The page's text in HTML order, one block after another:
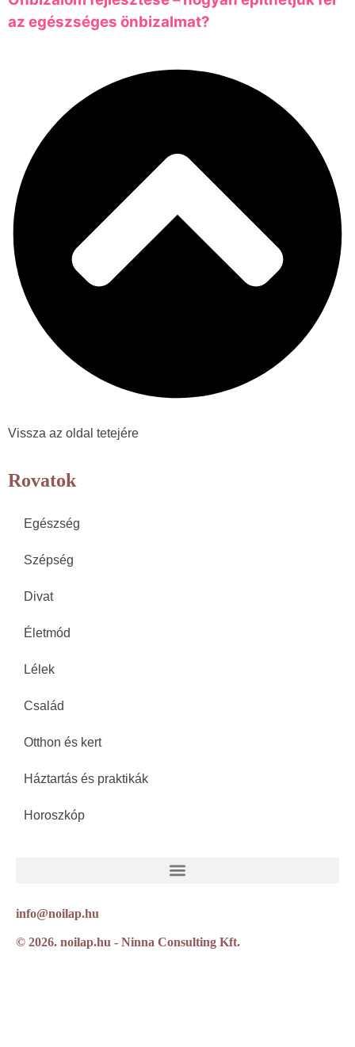
az egészséges önbizalmat?
Vissza az oldal tetejére
Rovatok
Egészség
Szépség
Divat
Életmód
Lélek
Család
Otthon és kert
Háztartás és praktikák
Horoszkóp
info@noilap.hu
© 2026. noilap.hu - Ninna Consulting Kft.